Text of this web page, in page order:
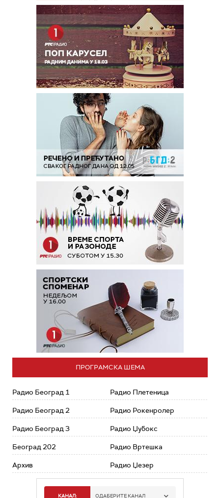
ПРОГРАМСКА ШЕМА
Радио Београд 1
Радио Београд 2
Радио Београд 3
Београд 202
Архив
Радио Плетеница
Радио Рокенролер
Радио Џубокс
Радио Вртешка
Радио Џезер
КАНАЛ: ОДАБЕРИТЕ КАНАЛ